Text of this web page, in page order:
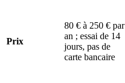
Prix
80 € à 250 € par
an ; essai de 14
jours, pas de
carte bancaire